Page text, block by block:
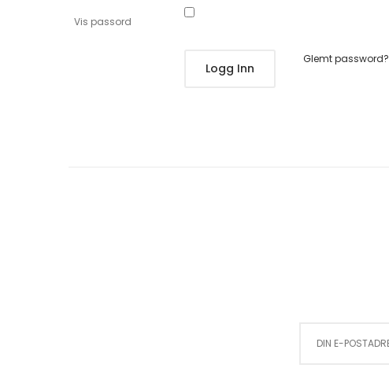
Vis passord
Logg Inn
Glemt password?